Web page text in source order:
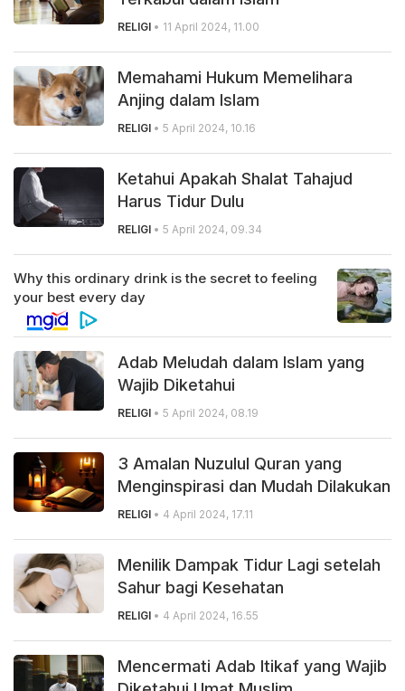
RELIGI • 11 April 2024, 11.00
Memahami Hukum Memelihara
Anjing dalam Islam
RELIGI • 5 April 2024, 10.16
Ketahui Apakah Shalat Tahajud
Harus Tidur Dulu
RELIGI • 5 April 2024, 09.34
Adab Meludah dalam Islam yang
Wajib Diketahui
RELIGI • 5 April 2024, 08.19
3 Amalan Nuzulul Quran yang
Menginspirasi dan Mudah Dilakukan
RELIGI • 4 April 2024, 17.11
Menilik Dampak Tidur Lagi setelah
Sahur bagi Kesehatan
RELIGI • 4 April 2024, 16.55
Mencermati Adab Itikaf yang Wajib